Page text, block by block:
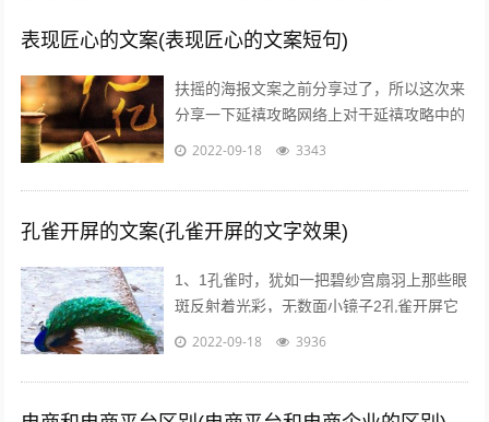
表现匠心的文案(表现匠心的文案短句)
扶摇的海报文案之前分享过了，所以这次来
分享一下延禧攻略网络上对于延禧攻略中的
服饰画风妆容都一致的满意，非常符合历史
2022-09-18 3343
孔雀开屏的文案(孔雀开屏的文字效果)
1、1孔雀时，犹如一把碧纱宫扇羽上那些眼
斑反射着光彩，无数面小镜子2孔雀开屏它
的羽毛吸引着每一个人，但我呢，但其他人
2022-09-18 3936